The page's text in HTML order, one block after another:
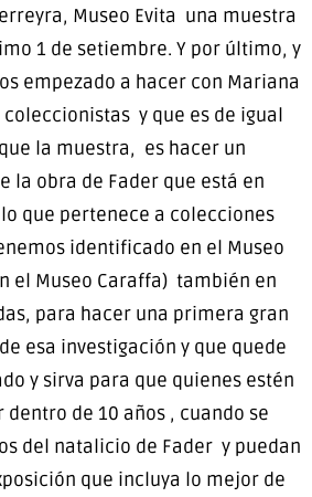
Museo Evita una muestra
1 de setiembre. Y por último, y
empezado a hacer con Mariana
coleccionistas y que es de igual
la muestra, es hacer un
la obra de Fader que está en
que pertenece a colecciones
identificado en el Museo
el Museo Caraffa) también en
para hacer una primera gran
esa investigación y que quede
y sirva para que quienes estén
de 10 años , cuando se
del natalicio de Fader y puedan
que incluya lo mejor de